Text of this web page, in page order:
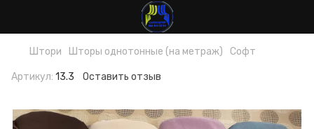
Штори Шторы однотонные (на метраж) Софт
Артикул: 13.3 Оставить отзыв